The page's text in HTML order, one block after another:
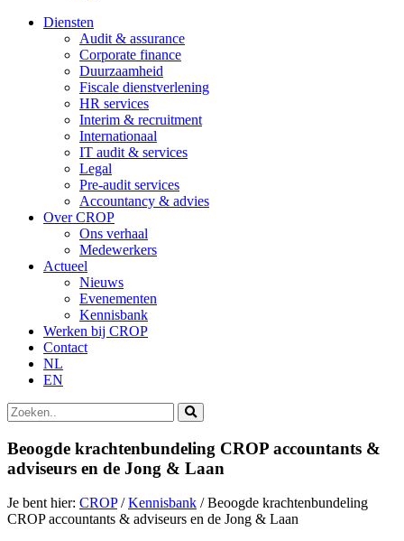
Diensten
Audit & assurance
Corporate finance
Duurzaamheid
Fiscale dienstverlening
HR services
Interim & recruitment
Internationaal
IT audit & services
Legal
Pre-audit services
Accountancy & advies
Over CROP
Ons verhaal
Medewerkers
Actueel
Nieuws
Evenementen
Kennisbank
Werken bij CROP
Contact
NL
EN
Zoek
naar:
Beoogde krachtenbundeling CROP accountants &
adviseurs en de Jong & Laan
Je bent hier: CROP/Kennisbank /Beoogde krachtenbundeling
CROP accountants & adviseurs en de Jong & Laan